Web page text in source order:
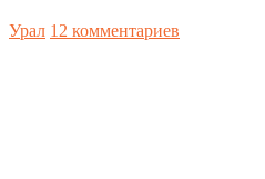
Урал 12 комментариев